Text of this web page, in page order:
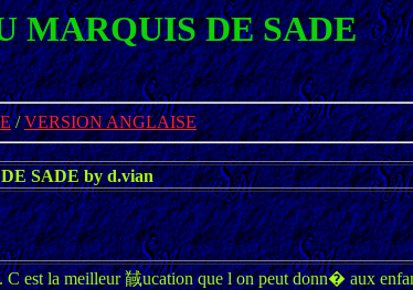
MARQUIS DE SADE
/VERSION ANGLAISE
SADE by d.vian
la meilleur 馘ucation que l on peut donn� aux